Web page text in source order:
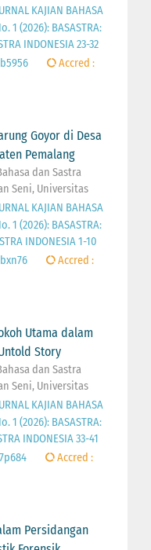
KAJIAN BAHASA
1 (2026): BASASTRA:
INDONESIA 23-32
Accred :
Goyor di Desa
Pemalang
dan Sastra
Seni, Universitas
KAJIAN BAHASA
1 (2026): BASASTRA:
INDONESIA 1-10
Accred :
Utama dalam
Story
dan Sastra
Seni, Universitas
KAJIAN BAHASA
1 (2026): BASASTRA:
INDONESIA 33-41
Accred :
Persidangan